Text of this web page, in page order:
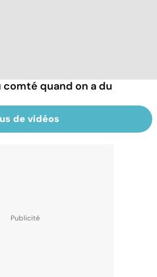
quand on a du
de vidéos